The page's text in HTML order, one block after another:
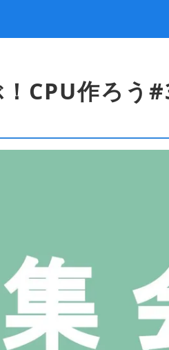
CPU作ろう